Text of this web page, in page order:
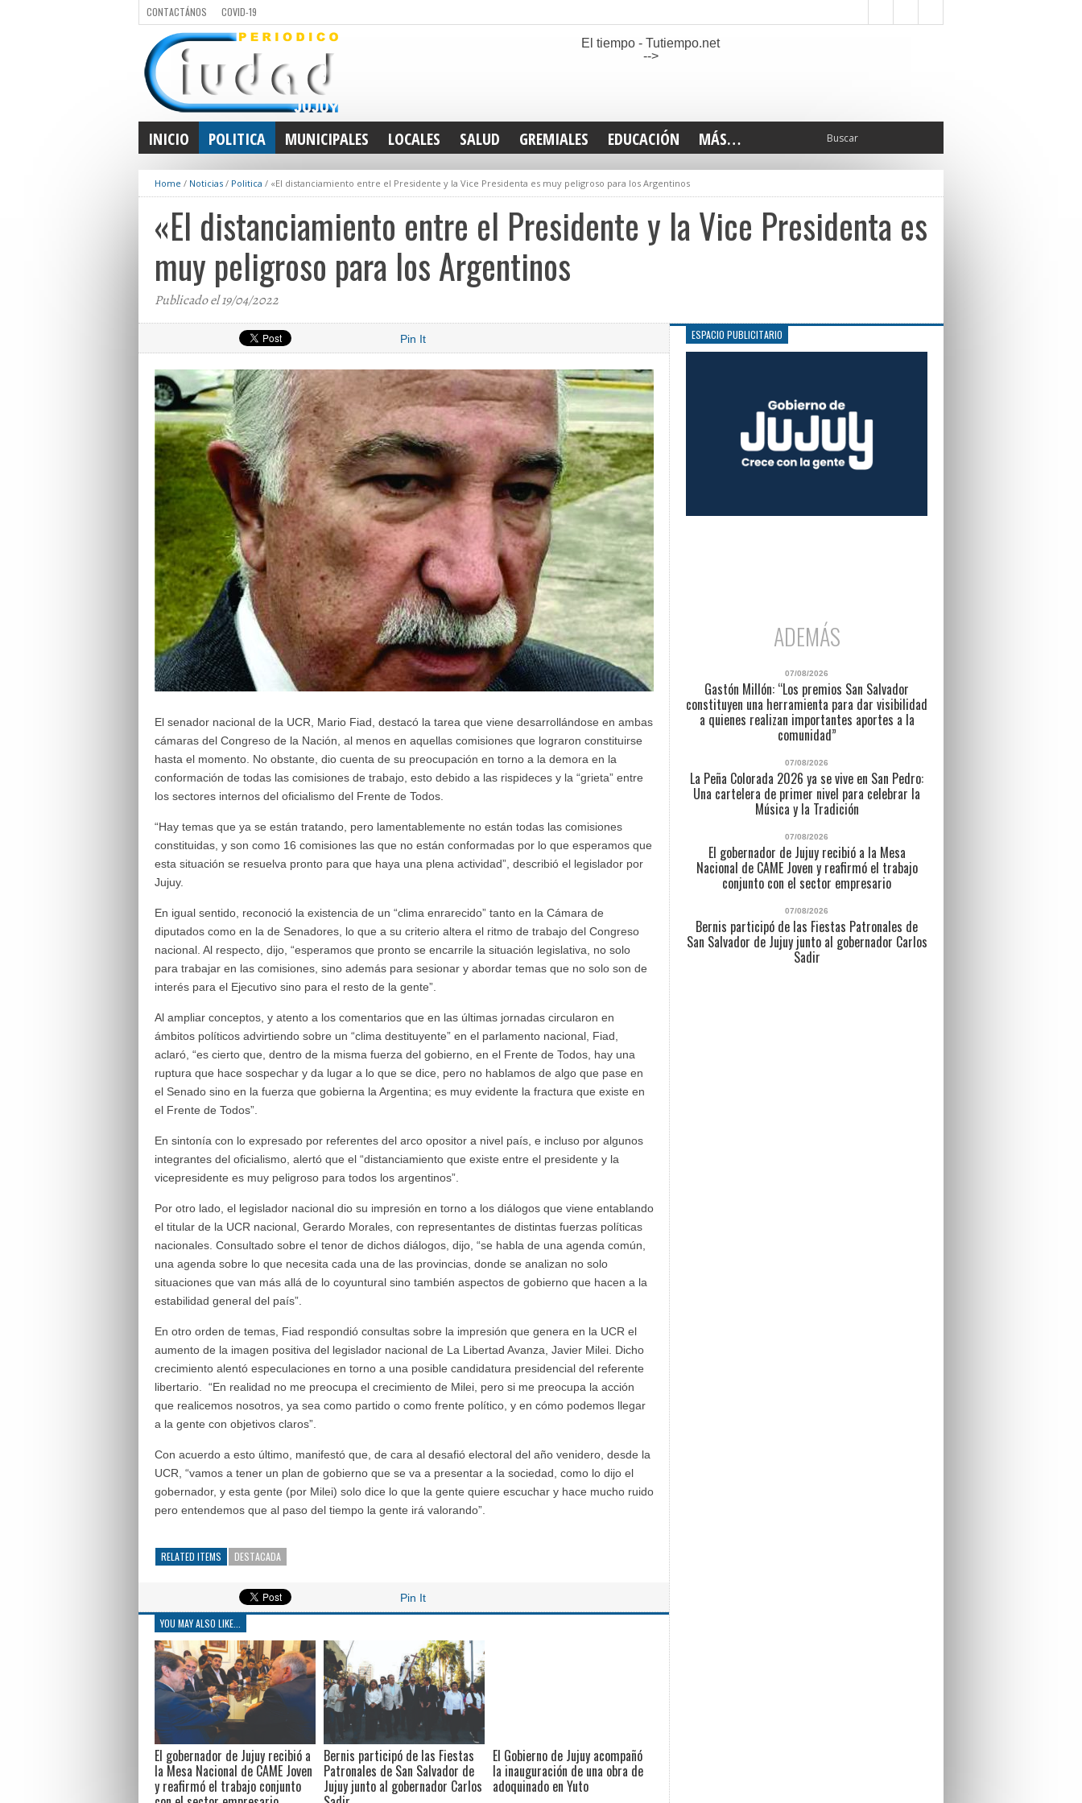
CONTACTÁNOS COVID-19
El tiempo - Tutiempo.net
-->
INICIO POLITICA MUNICIPALES LOCALES SALUD GREMIALES EDUCACIÓN MÁS…
INTERIOR
DEPORTES
ELECCIONES 2025
LEGISLATIVO
Home / Noticias / Politica / «El distanciamiento entre el Presidente y la Vice Presidenta es muy peligroso para los Argentinos
«El distanciamiento entre el Presidente y la Vice Presidenta es
muy peligroso para los Argentinos
Publicado el 19/04/2022
Pin It
El senador nacional de la UCR, Mario Fiad, destacó la tarea que viene desarrollándose en ambas
cámaras del Congreso de la Nación, al menos en aquellas comisiones que lograron constituirse
hasta el momento. No obstante, dio cuenta de su preocupación en torno a la demora en la
conformación de todas las comisiones de trabajo, esto debido a las rispideces y la “grieta” entre
los sectores internos del oficialismo del Frente de Todos.
“Hay temas que ya se están tratando, pero lamentablemente no están todas las comisiones
constituidas, y son como 16 comisiones las que no están conformadas por lo que esperamos que
esta situación se resuelva pronto para que haya una plena actividad”, describió el legislador por
Jujuy.
En igual sentido, reconoció la existencia de un “clima enrarecido” tanto en la Cámara de
diputados como en la de Senadores, lo que a su criterio altera el ritmo de trabajo del Congreso
nacional. Al respecto, dijo, “esperamos que pronto se encarrile la situación legislativa, no solo
para trabajar en las comisiones, sino además para sesionar y abordar temas que no solo son de
interés para el Ejecutivo sino para el resto de la gente”.
Al ampliar conceptos, y atento a los comentarios que en las últimas jornadas circularon en
ámbitos políticos advirtiendo sobre un “clima destituyente” en el parlamento nacional, Fiad,
aclaró, “es cierto que, dentro de la misma fuerza del gobierno, en el Frente de Todos, hay una
ruptura que hace sospechar y da lugar a lo que se dice, pero no hablamos de algo que pase en
el Senado sino en la fuerza que gobierna la Argentina; es muy evidente la fractura que existe en
el Frente de Todos”.
En sintonía con lo expresado por referentes del arco opositor a nivel país, e incluso por algunos
integrantes del oficialismo, alertó que el “distanciamiento que existe entre el presidente y la
vicepresidente es muy peligroso para todos los argentinos”.
Por otro lado, el legislador nacional dio su impresión en torno a los diálogos que viene entablando
el titular de la UCR nacional, Gerardo Morales, con representantes de distintas fuerzas políticas
nacionales. Consultado sobre el tenor de dichos diálogos, dijo, “se habla de una agenda común,
una agenda sobre lo que necesita cada una de las provincias, donde se analizan no solo
situaciones que van más allá de lo coyuntural sino también aspectos de gobierno que hacen a la
estabilidad general del país”.
En otro orden de temas, Fiad respondió consultas sobre la impresión que genera en la UCR el
aumento de la imagen positiva del legislador nacional de La Libertad Avanza, Javier Milei. Dicho
crecimiento alentó especulaciones en torno a una posible candidatura presidencial del referente
libertario. “En realidad no me preocupa el crecimiento de Milei, pero si me preocupa la acción
que realicemos nosotros, ya sea como partido o como frente político, y en cómo podemos llegar
a la gente con objetivos claros”.
Con acuerdo a esto último, manifestó que, de cara al desafió electoral del año venidero, desde la
UCR, “vamos a tener un plan de gobierno que se va a presentar a la sociedad, como lo dijo el
gobernador, y esta gente (por Milei) solo dice lo que la gente quiere escuchar y hace mucho ruido
pero entendemos que al paso del tiempo la gente irá valorando”.
RELATED ITEMS DESTACADA
Pin It
YOU MAY ALSO LIKE...
El gobernador de Jujuy recibió a
la Mesa Nacional de CAME Joven
y reafirmó el trabajo conjunto
Bernis participó de las Fiestas
Patronales de San Salvador de
Jujuy junto al gobernador Carlos
El Gobierno de Jujuy acompañó
la inauguración de una obra de
adoquinado en Yuto
ESPACIO PUBLICITARIO
ADEMÁS
07/08/2026
Gastón Millón: “Los premios San Salvador
constituyen una herramienta para dar visibilidad
a quienes realizan importantes aportes a la
comunidad”
07/08/2026
La Peña Colorada 2026 ya se vive en San Pedro:
Una cartelera de primer nivel para celebrar la
Música y la Tradición
07/08/2026
El gobernador de Jujuy recibió a la Mesa
Nacional de CAME Joven y reafirmó el trabajo
conjunto con el sector empresario
07/08/2026
Bernis participó de las Fiestas Patronales de
San Salvador de Jujuy junto al gobernador Carlos
Sadir